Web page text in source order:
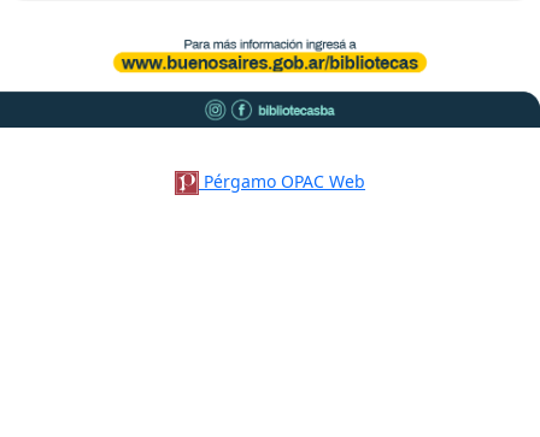
Pérgamo OPAC Web